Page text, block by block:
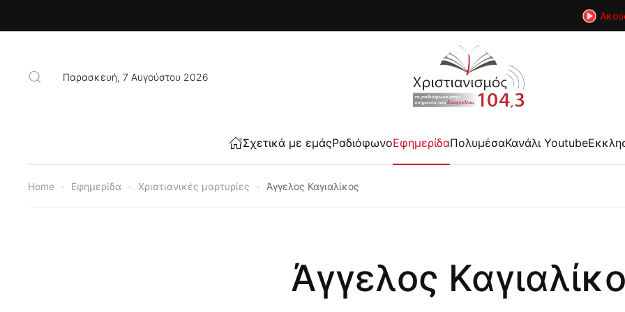
Παρασκευή, 7 Αυγούστου 2026
Σχετικά με εμάςΡαδιόφωνοΕφημερίδαΠολυμέσαΚανάλι Youtube
Home Εφημερίδα Χριστιανικές μαρτυρίες Άγγελος Καγιαλίκος
Άγγελος